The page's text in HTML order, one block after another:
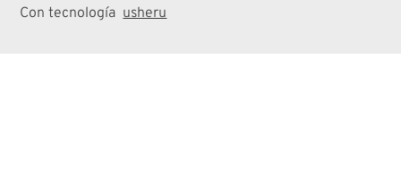
Con tecnología usheru